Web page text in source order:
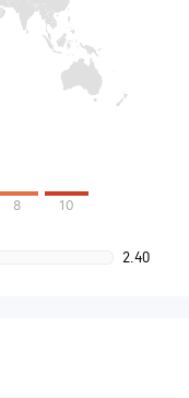
8 10
2.40